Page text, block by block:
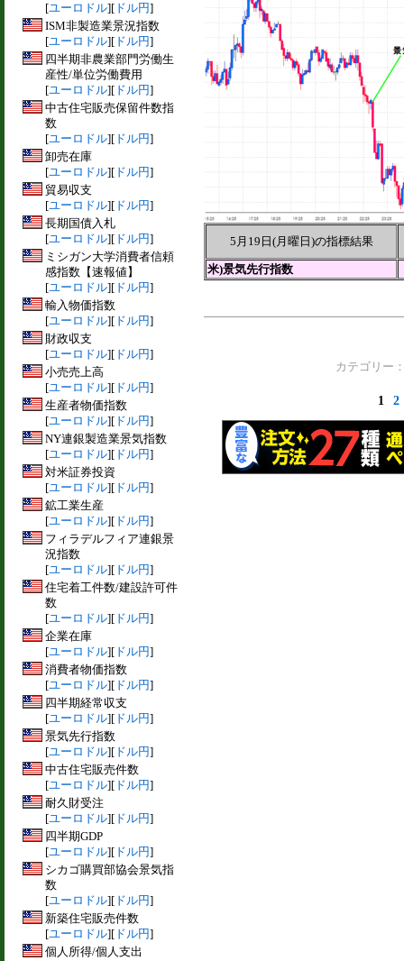
[ユーロドル][ ドル円]
ISM非製造業景況指数
[ユーロドル][ ドル円]
四半期非農業部門労働生
産性/単位労働費用
[ユーロドル][ ドル円]
中古住宅販売保留件数指
数
[ユーロドル][ ドル円]
卸売在庫
[ユーロドル][ ドル円]
貿易収支
[ユーロドル][ ドル円]
長期国債入札
[ユーロドル][ ドル円]
ミシガン大学消費者信頼
感指数【速報値】
[ユーロドル][ ドル円]
輸入物価指数
[ユーロドル][ ドル円]
財政収支
[ユーロドル][ ドル円]
小売売上高
[ユーロドル][ ドル円]
生産者物価指数
[ユーロドル][ ドル円]
NY連銀製造業景気指数
[ユーロドル][ ドル円]
対米証券投資
[ユーロドル][ ドル円]
鉱工業生産
[ユーロドル][ ドル円]
フィラデルフィア連銀景
況指数
[ユーロドル][ ドル円]
住宅着工件数/建設許可件
数
[ユーロドル][ ドル円]
企業在庫
[ユーロドル][ ドル円]
消費者物価指数
[ユーロドル][ ドル円]
四半期経常収支
[ユーロドル][ ドル円]
景気先行指数
[ユーロドル][ ドル円]
中古住宅販売件数
[ユーロドル][ ドル円]
耐久財受注
[ユーロドル][ ドル円]
四半期GDP
[ユーロドル][ ドル円]
シカゴ購買部協会景気指
数
[ユーロドル][ ドル円]
新築住宅販売件数
[ユーロドル][ ドル円]
個人所得/個人支出
5月19日(月曜日)の指標結果
米)景気先行指数
カテゴリー
1 2